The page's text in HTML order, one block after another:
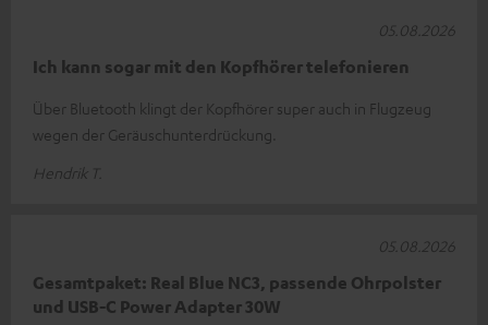
Ich kann sogar mit den Kopfhörer telefonieren
Über Bluetooth klingt der Kopfhörer super auch in Flugzeug
wegen der Geräuschunterdrückung.
Hendrik T.
05.08.2026
Gesamtpaket: Real Blue NC3, passende Ohrpolster
und USB-C Power Adapter 30W
05.08.2026